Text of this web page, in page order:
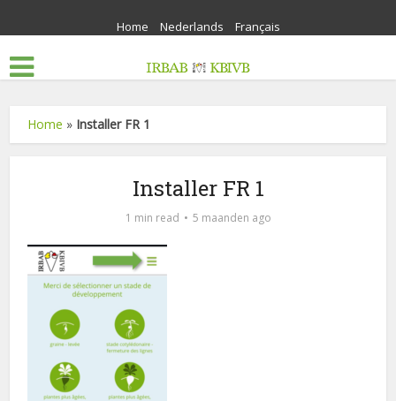
Home Nederlands Français
Home » Installer FR 1
Installer FR 1
1 min read 5 maanden ago